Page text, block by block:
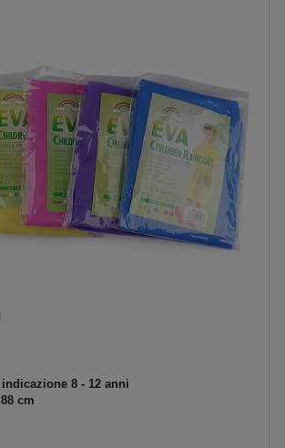
indicazione 8 - 12 anni
88 cm